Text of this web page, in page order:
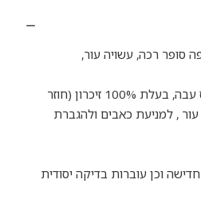
סופר רכה, עשויה עור,
רפידה נשלפת עשויה מלטקס עבה, בעלת 100% זיכרון (חוזר
, למניעת כאבים ולהגברת
וכן עוברות בדיקה יסודית